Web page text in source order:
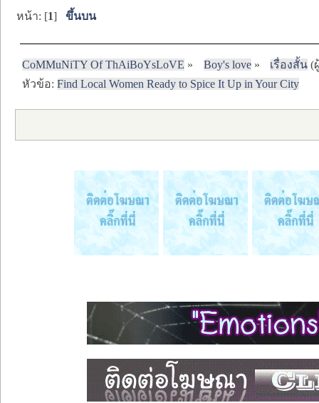
หน้า: [1]ขึ้นบน
CoMMuNiTY Of ThAiBoYsLoVE » Boy's love» เรื่องสั้น(
หัวข้อ:Find Local Women Ready to Spice It Up in Your City